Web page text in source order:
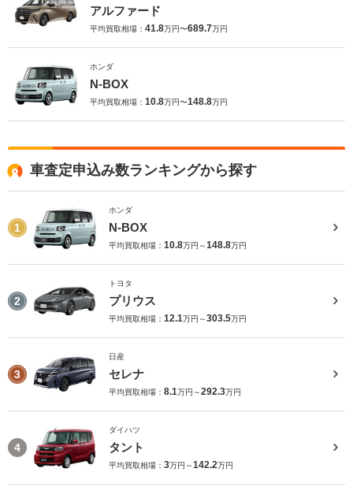
アルファード
平均買取相場： 41.8万円〜689.7万円
ホンダ
N-BOX
平均買取相場： 10.8万円〜148.8万円
車査定申込み数ランキングから探す
1
ホンダ
N-BOX
平均買取相場： 10.8万円～148.8万円
2
トヨタ
プリウス
平均買取相場： 12.1万円～303.5万円
3
日産
セレナ
平均買取相場： 8.1万円～292.3万円
4
ダイハツ
タント
平均買取相場： 3万円～142.2万円